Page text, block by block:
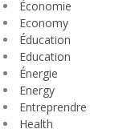
Économie
Economy
Éducation
Education
Énergie
Energy
Entreprendre
Health